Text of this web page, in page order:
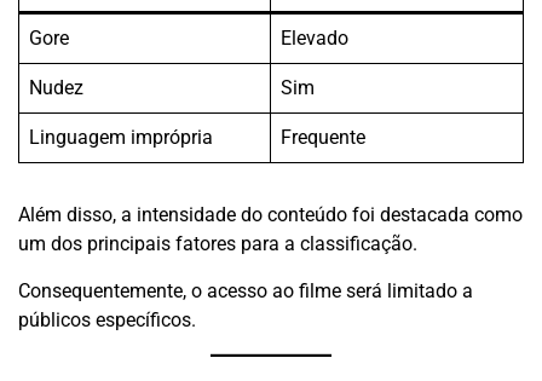
Gore Elevado
Nudez Sim
Linguagem imprópria Frequente
Além disso, a intensidade do conteúdo foi destacada como
um dos principais fatores para a classificação.
Consequentemente, o acesso ao filme será limitado a
públicos específicos.